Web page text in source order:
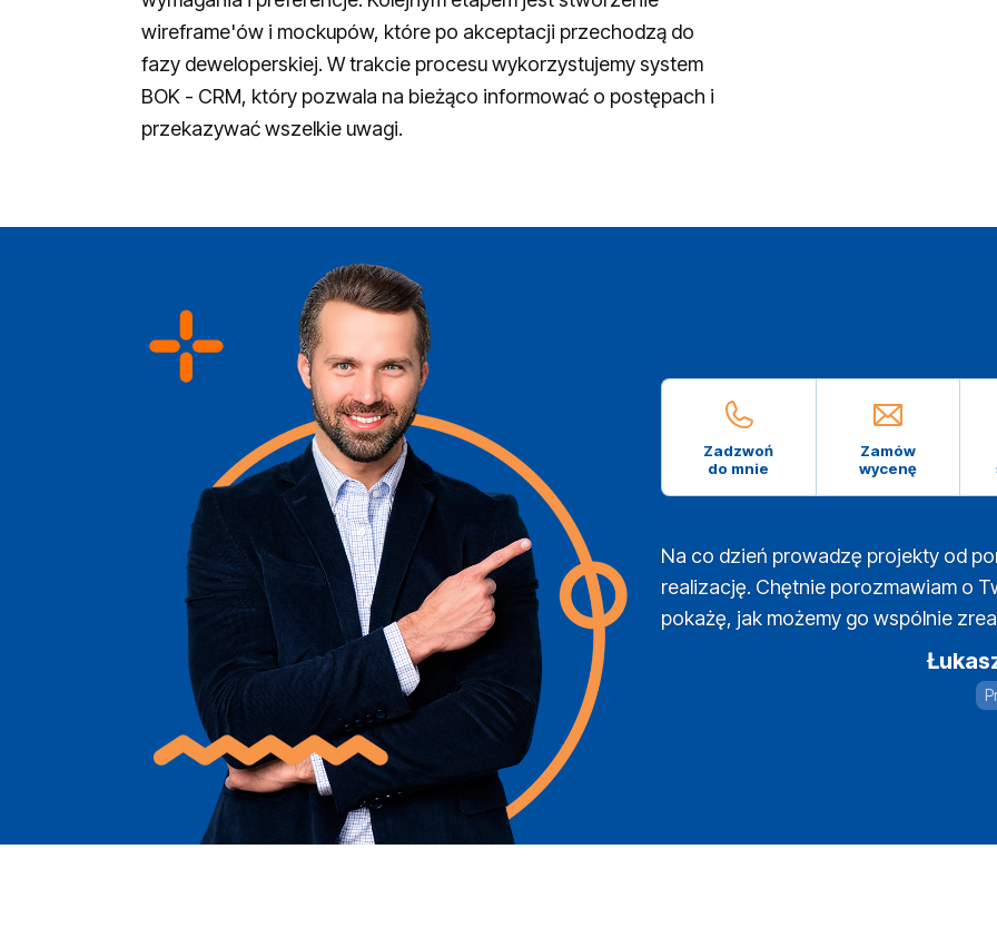
wireframe'ów i mockupów, które po akceptacji przechodzą do
fazy deweloperskiej. W trakcie procesu wykorzystujemy system
BOK - CRM, który pozwala na bieżąco informować o postępach i
przekazywać wszelkie uwagi.
Zadzwoń
do mnie
Zamów
wycenę
Na co dzień prowadzę projekty od
realizację. Chętnie porozmawiam o
pokażę, jak możemy go wspólnie